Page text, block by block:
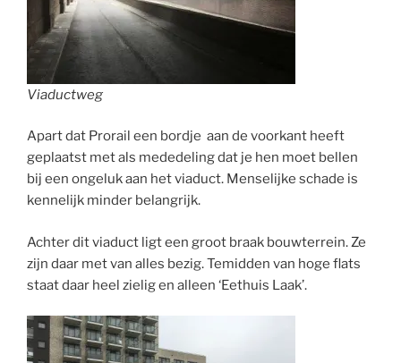
Viaductweg
Apart dat Prorail een bordje aan de voorkant heeft
geplaatst met als mededeling dat je hen moet bellen
bij een ongeluk aan het viaduct. Menselijke schade is
kennelijk minder belangrijk.
Achter dit viaduct ligt een groot braak bouwterrein. Ze
zijn daar met van alles bezig. Temidden van hoge flats
staat daar heel zielig en alleen ‘Eethuis Laak’.